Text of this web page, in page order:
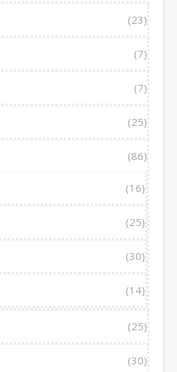
(23)
(7)
(7)
(25)
(86)
(16)
(25)
(30)
(14)
(25)
(30)